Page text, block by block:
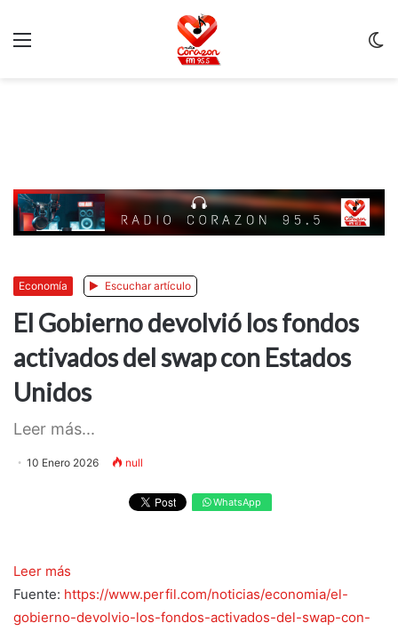
Economía Escuchar artículo
El Gobierno devolvió los fondos
activados del swap con Estados
Unidos
Leer más...
10 Enero 2026 null
WhatsApp
Leer más
Fuente: https://www.perfil.com/noticias/economia/el-
gobierno-devolvio-los-fondos-activados-del-swap-con-